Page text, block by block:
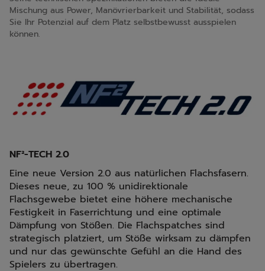
Mischung aus Power, Manövrierbarkeit und Stabilität, sodass
Sie Ihr Potenzial auf dem Platz selbstbewusst ausspielen
können.
NF²-TECH 2.0
Eine neue Version 2.0 aus natürlichen Flachsfasern.
Dieses neue, zu 100 % unidirektionale
Flachsgewebe bietet eine höhere mechanische
Festigkeit in Faserrichtung und eine optimale
Dämpfung von Stößen. Die Flachspatches sind
strategisch platziert, um Stöße wirksam zu dämpfen
und nur das gewünschte Gefühl an die Hand des
Spielers zu übertragen.